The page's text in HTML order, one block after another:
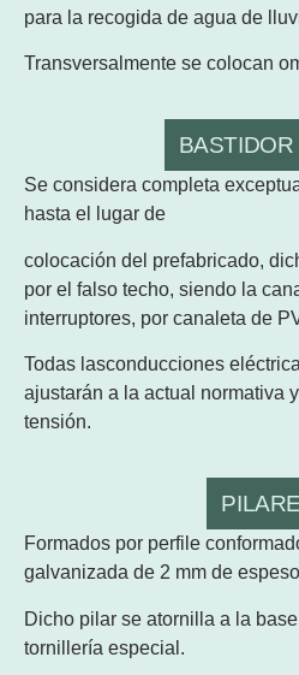
para la recogida de agua de
Transversalmente se colocan
Se considera completa
hasta el lugar de
colocación del prefabricado,
por el falso techo, siendo la
interruptores, por canaleta de
Todas lasconducciones
ajustarán a la actual normativa
tensión.
Formados por perfile
galvanizada de 2 mm de
Dicho pilar se atornilla a la
tornillería especial.